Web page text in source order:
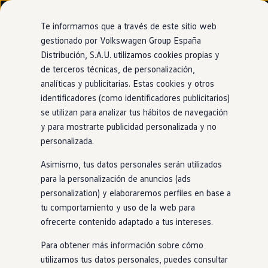
Ir
directamente
al contenido
Ir
directamente
al pie de
página
Nuevo ID. Cross
Vehículos Comerciales
Compra y ofertas
Volkswagen nuevo en stock
Volkswagen de ocasión
Financiación
My Renting
My Way
Seguros
Empresas
Autoescuelas
Eléctricos e híbridos
Más sobre híbridos
Plan Auto +
Etiquetas DGT
Simulador de autonomía, carga y ahorro
Carga y autonomía
Soluciones de carga
Tarifas de carga
Carga en casa
Modos de carga
Sistema de apertura y cierre sin llaves
Olvídatede buscar la
llave
En cuanto te acerques al Nuevo Tayron, este desbloqueará
las puertas automáticamente. Y además, tampoco
necesitarás las llaves para arrancar el coche , porque podrás
hacerlo con solo apretar un botón.
Te informamos que a través de este sitio web
gestionado por Volkswagen Group España
Distribución, S.A.U. utilizamos cookies propias y
de terceros técnicas, de personalización,
analíticas y publicitarias. Estas cookies y otros
identificadores (como identificadores publicitarios)
se utilizan para analizar tus hábitos de navegación
y para mostrarte publicidad personalizada y no
personalizada.
Asimismo, tus datos personales serán utilizados
para la personalización de anuncios (ads
personalization) y elaboraremos perfiles en base a
tu comportamiento y uso de la web para
ofrecerte contenido adaptado a tus intereses.
Para obtener más información sobre cómo
utilizamos tus datos personales, puedes consultar